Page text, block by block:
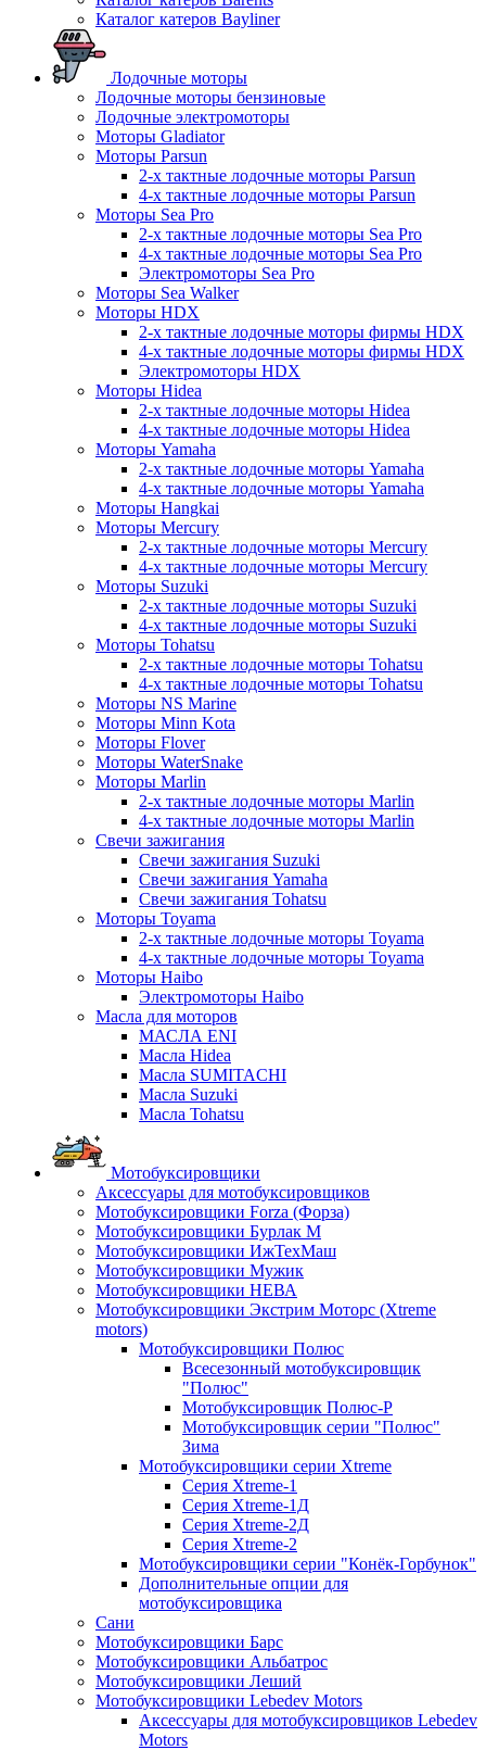
Каталог катеров Bayliner
Лодочные моторы
Лодочные моторы бензиновые
Лодочные электромоторы
Моторы Gladiator
Моторы Parsun
2-х тактные лодочные моторы Parsun
4-х тактные лодочные моторы Parsun
Моторы Sea Pro
2-х тактные лодочные моторы Sea Pro
4-х тактные лодочные моторы Sea Pro
Электромоторы Sea Pro
Моторы Sea Walker
Моторы HDX
2-х тактные лодочные моторы фирмы HDX
4-х тактные лодочные моторы фирмы HDX
Электромоторы HDX
Моторы Hidea
2-х тактные лодочные моторы Hidea
4-х тактные лодочные моторы Hidea
Моторы Yamaha
2-х тактные лодочные моторы Yamaha
4-х тактные лодочные моторы Yamaha
Моторы Hangkai
Моторы Mercury
2-х тактные лодочные моторы Mercury
4-х тактные лодочные моторы Mercury
Моторы Suzuki
2-х тактные лодочные моторы Suzuki
4-х тактные лодочные моторы Suzuki
Моторы Tohatsu
2-х тактные лодочные моторы Tohatsu
4-х тактные лодочные моторы Tohatsu
Моторы NS Marine
Моторы Minn Kota
Моторы Flover
Моторы WaterSnake
Моторы Marlin
2-х тактные лодочные моторы Marlin
4-х тактные лодочные моторы Marlin
Свечи зажигания
Свечи зажигания Suzuki
Свечи зажигания Yamaha
Свечи зажигания Tohatsu
Моторы Toyama
2-х тактные лодочные моторы Toyama
4-х тактные лодочные моторы Toyama
Моторы Haibo
Электромоторы Haibo
Масла для моторов
МАСЛА ENI
Масла Hidea
Масла SUMITACHI
Масла Suzuki
Масла Tohatsu
Мотобуксировщики
Аксессуары для мотобуксировщиков
Мотобуксировщики Forza (Форза)
Мотобуксировщики Бурлак М
Мотобуксировщики ИжТехМаш
Мотобуксировщики Мужик
Мотобуксировщики НЕВА
Мотобуксировщики Экстрим Моторс (Xtreme
motors)
Мотобуксировщики Полюс
Всесезонный мотобуксировщик
"Полюс"
Мотобуксировщик Полюс-Р
Мотобуксировщик серии "Полюс"
Зима
Мотобуксировщики серии Xtreme
Серия Xtreme-1
Серия Xtreme-1Д
Серия Xtreme-2Д
Серия Xtreme-2
Мотобуксировщики серии "Конёк-Горбунок"
Дополнительные опции для
мотобуксировщика
Сани
Мотобуксировщики Барс
Мотобуксировщики Альбатрос
Мотобуксировщики Леший
Мотобуксировщики Lebedev Motors
Аксессуары для мотобуксировщиков Lebedev
Motors